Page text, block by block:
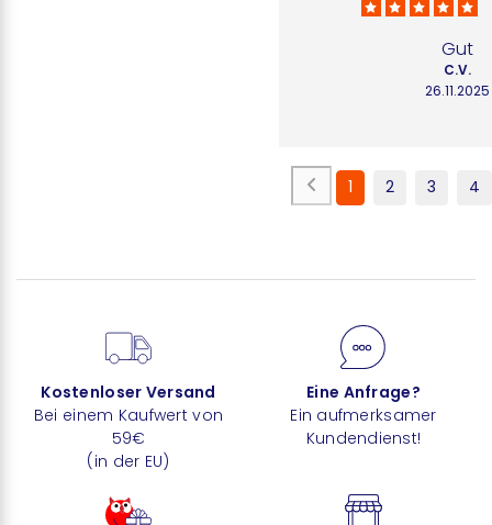
Gut
26.11.2025
C.V.
1 2 3 4
Kostenloser Versand
Bei einem Kaufwert von
59€
(in der EU)
Eine Anfrage?
Ein aufmerksamer
Kundendienst!